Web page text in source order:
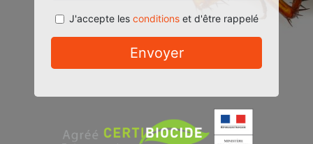
J'accepte les conditionset d'être rappelé
Envoyer